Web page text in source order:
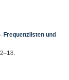
Frequenzlisten und